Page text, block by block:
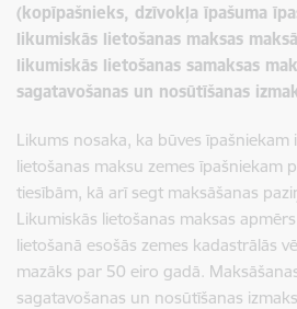
(kopīpašnieks, dzīvokļa īpašuma
likumiskās lietošanas maksas
likumiskās lietošanas samaksas
sagatavošanas un nosūtīšanas
Likums nosaka, ka būves
lietošanas maksu zemes īpašniekam
tiesībām, kā arī segt maksāšanas
Likumiskās lietošanas maksas
lietošanā esošās zemes kadastrālās
mazāks par 50 eiro gadā.
sagatavošanas un nosūtīšanas